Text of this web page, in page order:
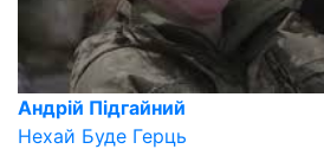
Андрій Підгайний
Нехай Буде Герць